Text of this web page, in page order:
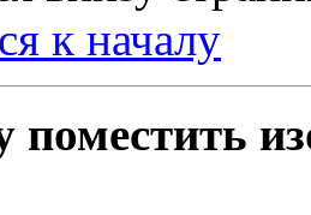
к началу
поместить